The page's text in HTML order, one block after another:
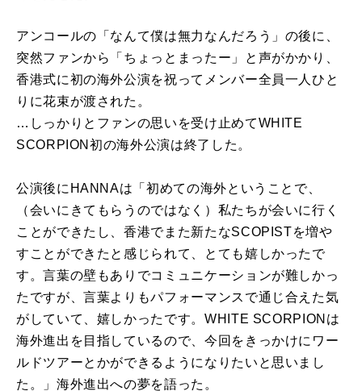
アンコールの「なんて僕は無力なんだろう」の後に、
突然ファンから「ちょっとまったー」と声がかかり、
香港式に初の海外公演を祝ってメンバー全員一人ひと
りに花束が渡された。
…しっかりとファンの思いを受け止めてWHITE
SCORPION初の海外公演は終了した。
公演後にHANNAは「初めての海外ということで、
（会いにきてもらうのではなく）私たちが会いに行く
ことができたし、香港でまた新たなSCOPISTを増や
すことができたと感じられて、とても嬉しかったで
す。言葉の壁もありでコミュニケーションが難しかっ
たですが、言葉よりもパフォーマンスで通じ合えた気
がしていて、嬉しかったです。WHITE SCORPIONは
海外進出を目指しているので、今回をきっかけにワー
ルドツアーとかができるようになりたいと思いまし
た。」海外進出への夢を語った。